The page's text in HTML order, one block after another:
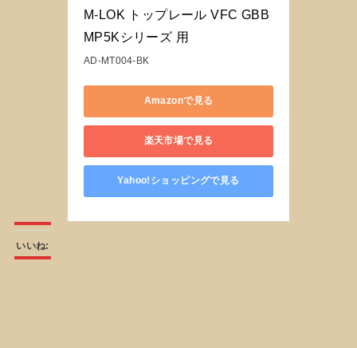
M-LOK トップレール VFC GBB
MP5Kシリーズ 用
AD-MT004-BK
Amazonで見る
楽天市場で見る
Yahoo!ショッピングで見る
いいね: